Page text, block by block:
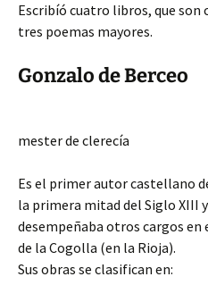
Escribíó cuatro libros, que son
tres poemas mayores.
Gonzalo de Berceo
mester de clerecía
Es el primer autor castellano
la primera mitad del Siglo XIII
desempeñaba otros cargos
de la Cogolla (en la Rioja).
Sus obras se clasifican en: